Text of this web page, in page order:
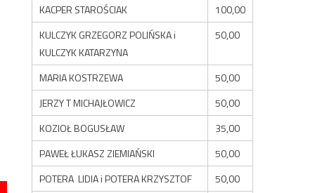
KACPER STAROŚCIAK
100,00
KULCZYK GRZEGORZ POLIŃSKA i
KULCZYK KATARZYNA
50,00
MARIA KOSTRZEWA
50,00
JERZY T MICHAJŁOWICZ
50,00
KOZIOŁ BOGUSŁAW
35,00
PAWEŁ ŁUKASZ ZIEMIAŃSKI
50,00
POTERA LIDIA i POTERA KRZYSZTOF
50,00